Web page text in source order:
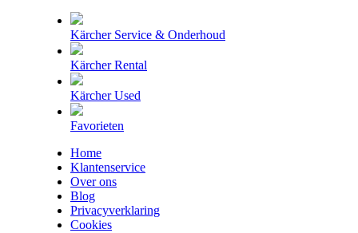
Kärcher Service & Onderhoud
Kärcher Rental
Kärcher Used
Favorieten
Home
Klantenservice
Over ons
Blog
Privacyverklaring
Cookies